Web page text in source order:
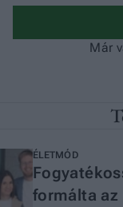
ÉLETMÓD
formálta az